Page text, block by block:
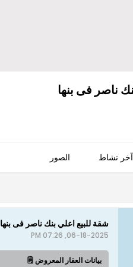
ناصر فى بنها
آخر نشاط الصور
شقة للبيع اعلي بنك ناصر فى بنها
06-18-2025, 07:26 PM
بيانات العقار المعروض 🗒️